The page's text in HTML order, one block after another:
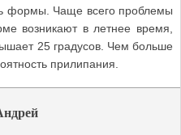
формы. Чаще всего проблемы
возникают в летнее время,
25 градусов. Чем больше
прилипания.